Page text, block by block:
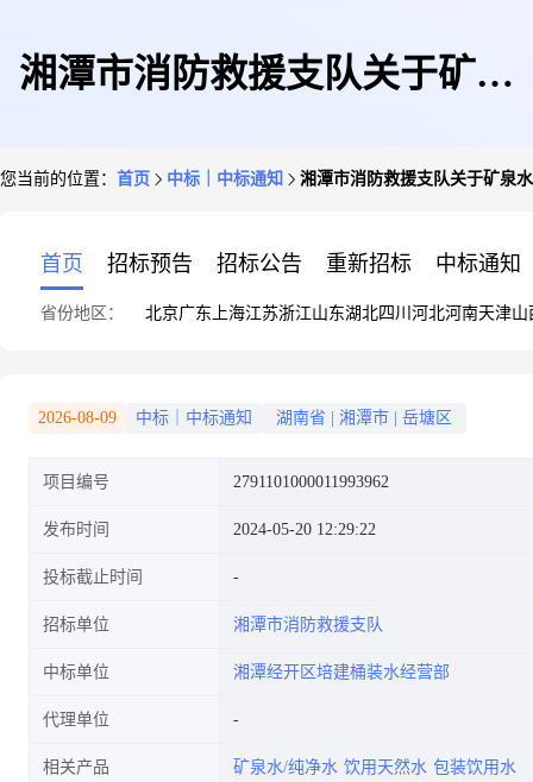
湘潭市消防救援支队关于矿泉
您当前的位置： 首页 中标｜中标通知 湘潭市消防救援支队关于矿泉
首页 招标预告 招标公告 重新招标 中标通知
省份地区： 北京广东 上海江苏浙江山东湖北四川 河北河南天津山
2026-08-09 中标｜中标通知 湖南省 湘潭市 岳塘区
项目编号 2791101000011993962
发布时间 2024-05-20 12:29:22
投标截止时间
招标单位 湘潭市消防救援支队
中标单位 湘潭经开区培建桶装水经营部
代理单位
相关产品 矿泉水/纯净水 饮用天然水 包装饮用水